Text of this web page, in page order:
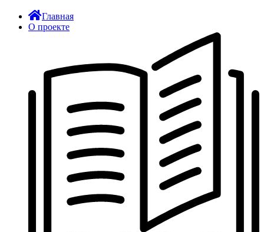
Главная
О проекте